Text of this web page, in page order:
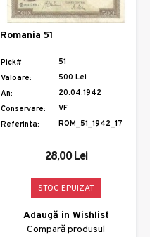
Romania 51
Pick#
51
Valoare:
500 Lei
An:
20.04.1942
Conservare:
VF
Referinta:
ROM_51_1942_17
28,00 Lei
STOC EPUIZAT
Adaugă in Wishlist
Compară produsul